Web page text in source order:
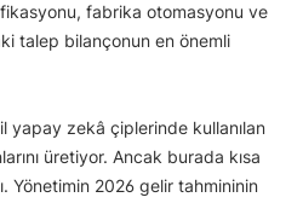
fabrika otomasyonu ve
talep bilançonun en önemli
yapay zekâ çiplerinde kullanılan
üretiyor. Ancak burada kısa
Yönetimin 2026 gelir tahmininin